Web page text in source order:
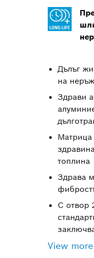
Дълъг
на
Здрави
Матрица
топлина
Здрава
С отвор
View more